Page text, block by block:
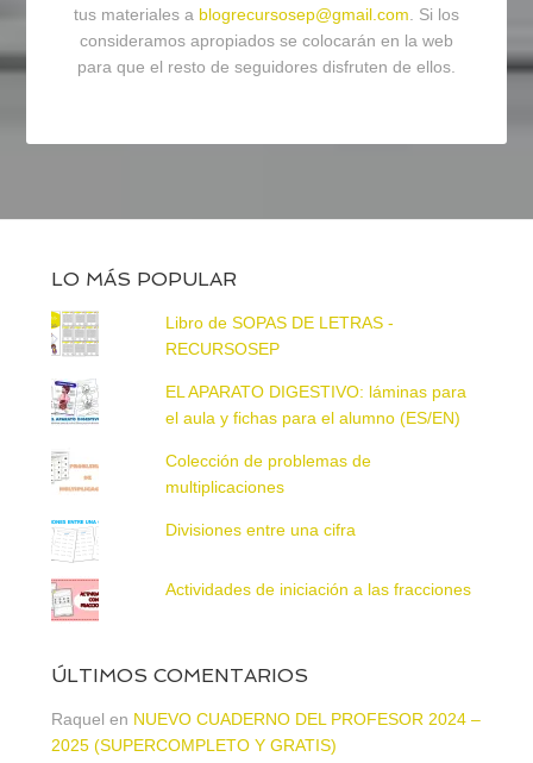
tus materiales a blogrecursosep@gmail.com. Si los
consideramos apropiados se colocarán en la web
para que el resto de seguidores disfruten de ellos.
LO MÁS POPULAR
Libro de SOPAS DE LETRAS -
RECURSOSEP
EL APARATO DIGESTIVO: láminas para
el aula y fichas para el alumno (ES/EN)
Colección de problemas de
multiplicaciones
Divisiones entre una cifra
Actividades de iniciación a las fracciones
ÚLTIMOS COMENTARIOS
Raquel en NUEVO CUADERNO DEL PROFESOR 2024 –
2025 (SUPERCOMPLETO Y GRATIS)